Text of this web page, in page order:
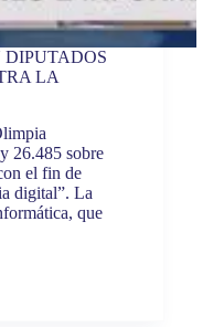
DIPUTADOS
LA
26.485 sobre
el fin de
digital”. La
que